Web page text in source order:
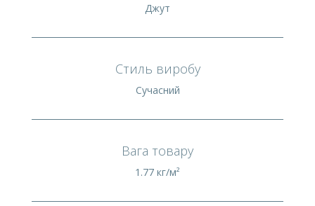
Джут
Стиль виробу
Сучасний
Вага товару
1.77 кг/м²